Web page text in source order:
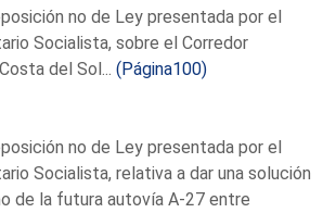
no de Ley presentada por el
Socialista, sobre el Corredor
del Sol...(Página100)
no de Ley presentada por el
Socialista, relativa a dar una solución
de la futura autovía A-27 entre